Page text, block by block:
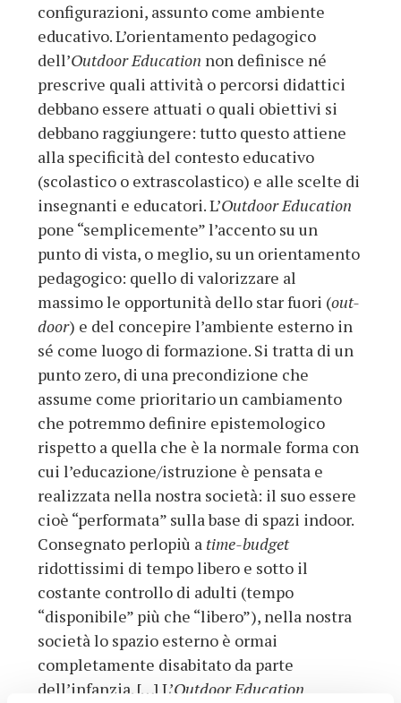
configurazioni, assunto come ambiente
educativo. L’orientamento pedagogico
dell’Outdoor Education non definisce né
prescrive quali attività o percorsi didattici
debbano essere attuati o quali obiettivi si
debbano raggiungere: tutto questo attiene
alla specificità del contesto educativo
(scolastico o extrascolastico) e alle scelte di
insegnanti e educatori. L’Outdoor Education
pone “semplicemente” l’accento su un
punto di vista, o meglio, su un orientamento
pedagogico: quello di valorizzare al
massimo le opportunità dello star fuori (out-
door) e del concepire l’ambiente esterno in
sé come luogo di formazione. Si tratta di un
punto zero, di una precondizione che
assume come prioritario un cambiamento
che potremmo definire epistemologico
rispetto a quella che è la normale forma con
cui l’educazione/istruzione è pensata e
realizzata nella nostra società: il suo essere
cioè “performata” sulla base di spazi indoor.
Consegnato perlopiù a time-budget
ridottissimi di tempo libero e sotto il
costante controllo di adulti (tempo
“disponibile” più che “libero”), nella nostra
società lo spazio esterno è ormai
completamente disabitato da parte
dell’infanzia. […] L’Outdoor Education